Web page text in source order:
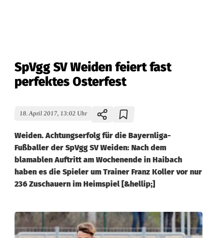
SpVgg SV Weiden feiert fast
perfektes Osterfest
18. April 2017, 13:02 Uhr
Weiden. Achtungserfolg für die Bayernliga-
Fußballer der SpVgg SV Weiden: Nach dem
blamablen Auftritt am Wochenende in Haibach
haben es die Spieler um Trainer Franz Koller vor nur
236 Zuschauern im Heimspiel [&hellip;]